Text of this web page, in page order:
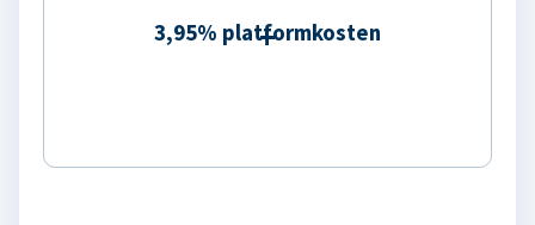
3,95% platformkosten